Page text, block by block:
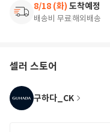
8/18 (화) 도착예정
배송비 무료해외배송
셀러 스토어
구하다_CK